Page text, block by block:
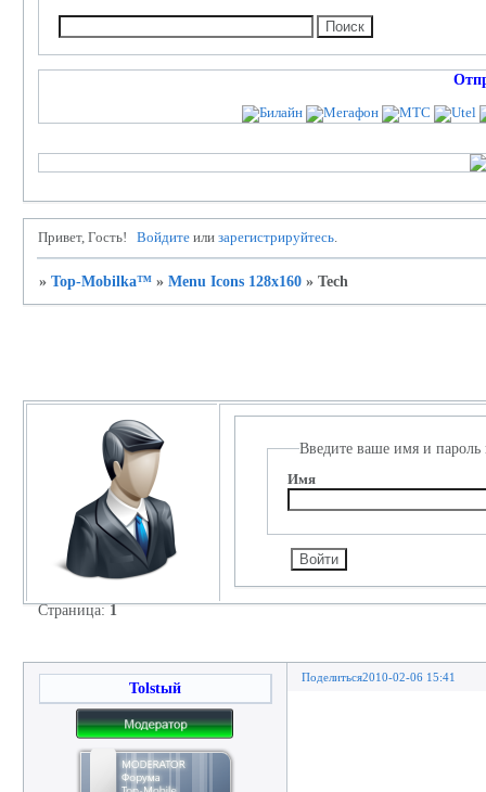
Привет, Гость! Войдите илизарегистрируйтесь
»Top-Mobilka™ »Menu Icons 128x160 »Tech
Введите ваше имя и
Имя
Страница:1
Поделиться2010-02-06 15:41
Tolstый